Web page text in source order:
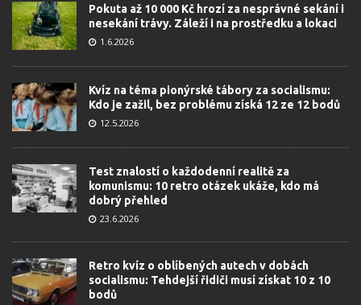
Pokuta až 10 000 Kč hrozí za nesprávné sekání i
nesekání trávy. Záleží i na prostředku a lokaci
1.6.2026
Kvíz na téma pionýrské tábory za socialismu:
Kdo je zažil, bez problému získá 12 ze 12 bodů
12.5.2026
Test znalostí o každodenní realitě za
komunismu: 10 retro otázek ukáže, kdo má
dobrý přehled
23.6.2026
Retro kvíz o oblíbených autech v dobách
socialismu: Tehdejší řidiči musí získat 10 z 10
bodů